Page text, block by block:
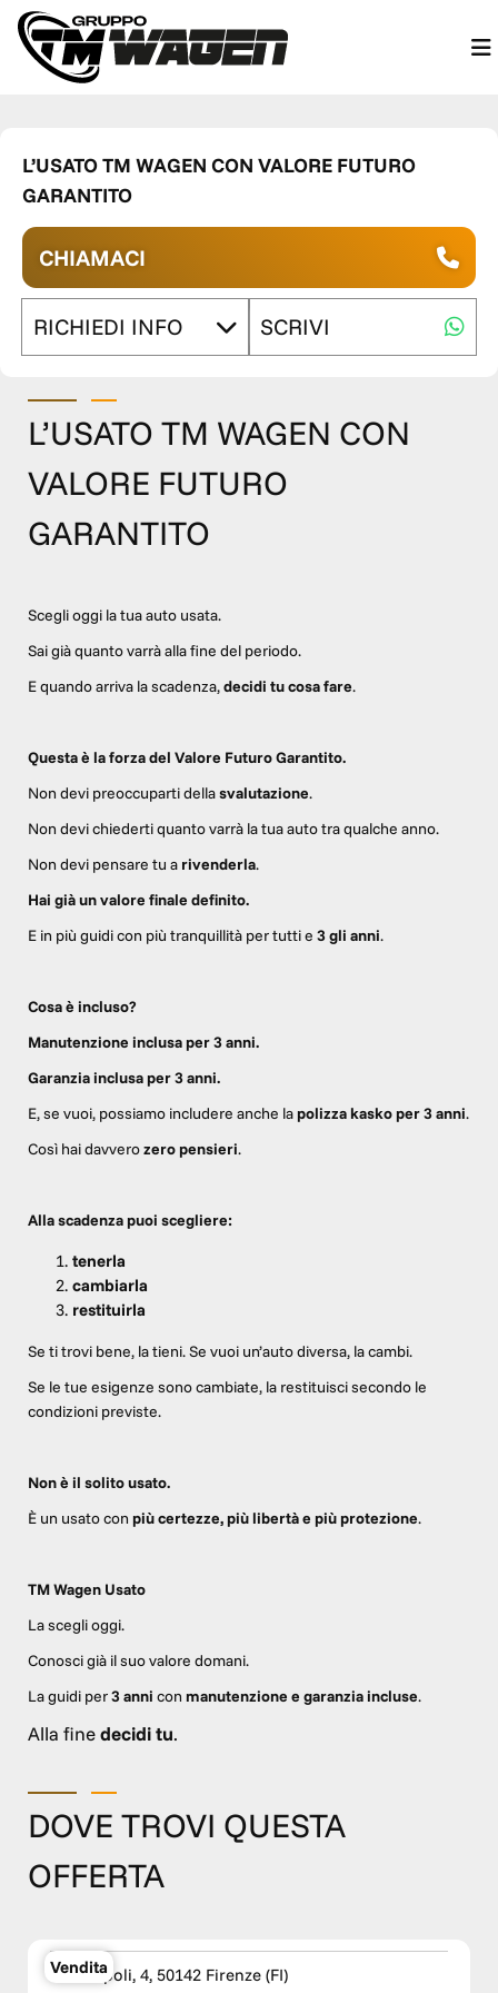
L’USATO TM WAGEN CON
VALORE FUTURO
GARANTITO
Scegli oggi la tua auto usata.
Sai già quanto varrà alla fine del periodo.
E quando arriva la scadenza,decidi tu cosa fare.
Questa è la forza del Valore Futuro Garantito.
Non devi preoccuparti dellasvalutazione.
Non devi chiederti quanto varrà la tua auto tra qualche anno.
Non devi pensare tu a rivenderla.
Hai già un valore finale definito.
E in più guidi con più tranquillità per tutti e 3 gli anni.
Cosa è incluso?
Manutenzione inclusa per 3 anni.
Garanzia inclusa per 3 anni.
E, se vuoi, possiamo includere anche lapolizza kasko per 3 anni.
Così hai davverozero pensieri.
Alla scadenza puoi scegliere:
tenerla
cambiarla
restituirla
Se ti trovi bene, la tieni. Se vuoi un’auto diversa, la cambi.
Se le tue esigenze sono cambiate, la restituisci secondo le
condizioni previste.
Non è il solito usato.
È un usato con più certezze, più libertà e più protezione.
TM Wagen Usato
La scegli oggi.
Conosci già il suo valore domani.
La guidi per3 anni con manutenzione e garanzia incluse.
Alla finedecidi tu.
DOVE TROVI QUESTA
OFFERTA
Vendita
Via Empoli, 4, 50142 Firenze (FI)
L’USATO TM WAGEN CON VALORE FUTURO
GARANTITO
CHIAMACI
RICHIEDI INFO SCRIVI